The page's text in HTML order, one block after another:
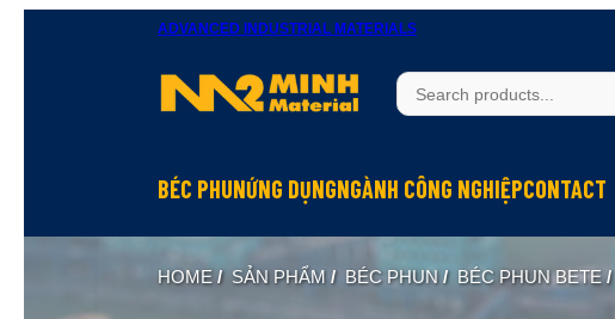
ADVANCED INDUSTRIAL MATERIALS
BÉC PHUN
Béc phun Đồng Brass
ỨNG DỤNG
Rửa bề mặt
Làm mát
NGÀNH CÔNG NGHIỆP
Hóa chất
CONTACT
HOME / SẢN PHẨM / BÉC PHUN / BÉC PHUN BETE /